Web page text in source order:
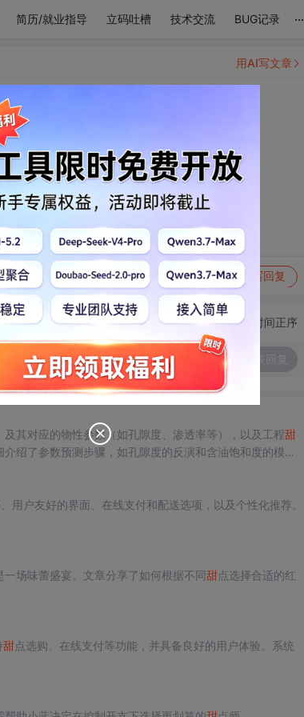
简历/就业指导 立码吐槽 技术交流 BUG记录 ...
态 举报 写回复
用AI写文章
切换为时间正序
及其对应的物性参数（如孔隙度、渗透率等），以及工程甜
绍了参数预测步骤，如孔隙度的反演和含油饱和度的模型
用户友好的界面、在线支付和配送选项，以及个性化推荐。
一场味蕾盛宴。文章分享了如何根据不同甜点选择合适的红
甜点选购、在线支付等功能，并具备良好的用户体验。系统